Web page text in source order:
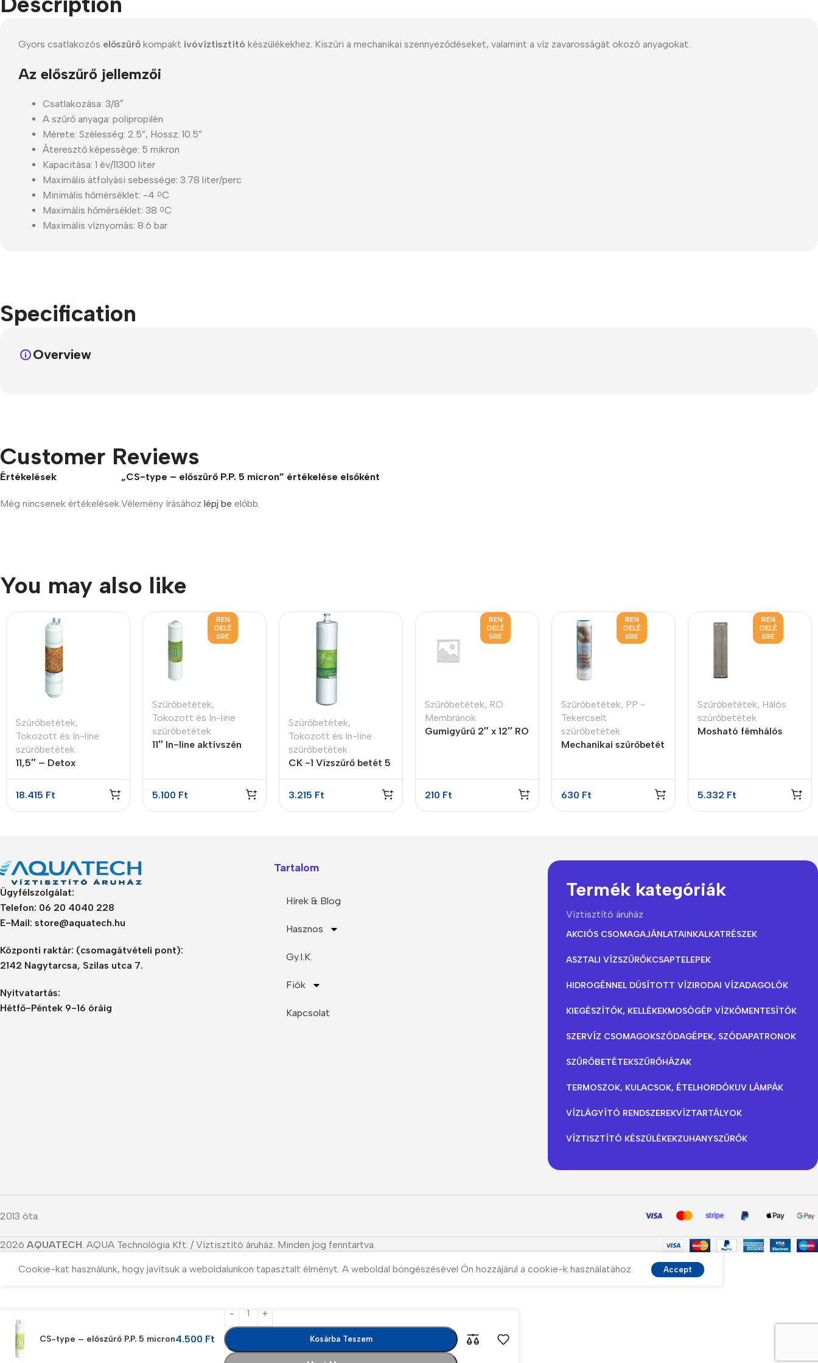
Accessories
Memory cards
Selfie sticks
Covers For Phones
Data cables
Gyors csatlakozós előszűrő kompakt ivóvíztisztító készülékekhez. Kiszűri a mechanikai szennyeződéseket, valamint a víz zavarosságát okozó anyagokat.
Az előszűrő jellemzői
Csatlakozása: 3/8″
A szűrő anyaga: polipropilén
Mérete: Szélesség: 2.5”, Hossz: 10.5”
Áteresztő képessége: 5 mikron
Kapacitása: 1 év/11300 liter
Maximális átfolyási sebessége: 3.78 liter/perc
Minimális hőmérséklet: -4 0C
Maximális hőmérséklet: 38 0C
Maximális víznyomás: 8.6 bar
Specification
Overview
Customer Reviews
Értékelések
Még nincsenek értékelések.
„CS-type – előszűrő P.P. 5 micron” értékelése elsőként
Vélemény írásához lépj be előbb.
You may also like
Szűrőbetétek,
Tokozott és In-line
szűrőbetétek
11,5″ – Detox
18.415 Ft
REN
DELÉ
SRE
Szűrőbetétek,
Tokozott és In-line
szűrőbetétek
11″ In-line aktívszén
5.100 Ft
Szűrőbetétek,
Tokozott és In-line
szűrőbetétek
CK -1 Vízszűrő betét 5
3.215 Ft
REN
DELÉ
SRE
Szűrőbetétek, RO
Membránok
Gumigyűrű 2″ x 12″ RO
210 Ft
REN
DELÉ
SRE
Szűrőbetétek, PP -
Tekercselt
szűrőbetétek
Mechanikai szűrőbetét
630 Ft
REN
DELÉ
SRE
Szűrőbetétek, Hálós
szűrőbetétek
Mosható fémhálós
5.332 Ft
Ügyfélszolgálat:
Telefon: 06 20 4040 228
E-Mail: store@aquatech.hu
Központi raktár: (csomagátvételi pont):
2142 Nagytarcsa, Szilas utca 7.
Nyitvatartás:
Hétfő-Péntek 9-16 óráig
Tartalom
Hírek & Blog
Hasznos
Gy.I.K.
Fiók
Kapcsolat
Termék kategóriák
Víztisztító áruház
AKCIÓS CSOMAGAJÁNLATAINKALKATRÉSZEK
ASZTALI VÍZSZŰRŐKCSAPTELEPEK
HIDROGÉNNEL DÚSÍTOTT VÍZIRODAI VÍZADAGOLÓK
KIEGÉSZÍTŐK, KELLÉKEKMOSÓGÉP VÍZKŐMENTESÍTŐK
SZERVÍZ CSOMAGOKSZÓDAGÉPEK, SZÓDAPATRONOK
SZŰRŐBETÉTEKSZŰRŐHÁZAK
TERMOSZOK, KULACSOK, ÉTELHORDÓKUV LÁMPÁK
VÍZLÁGYÍTÓ RENDSZEREKVÍZTARTÁLYOK
VÍZTISZTÍTÓ KÉSZÜLÉKEKZUHANYSZŰRŐK
2013 óta.
2026 AQUATECH. AQUA Technológia Kft. / Víztisztító áruház. Minden jog fenntartva.
Cookie-kat használunk, hogy javítsuk a weboldalunkon tapasztalt élményt. A weboldal böngészésével Ön hozzájárul a cookie-k használatához. Accept
CS-type – előszűrő P.P. 5 micron4.500 Ft Kosárba Teszem